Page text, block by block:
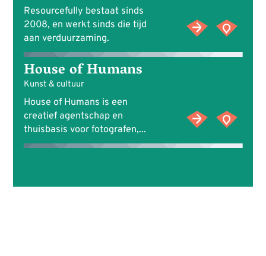
Resourcefully bestaat sinds
2008, en werkt sinds die tijd
aan verduurzaming.
House of Humans
Kunst & cultuur
House of Humans is een
creatief agentschap en
thuisbasis voor fotografen,...